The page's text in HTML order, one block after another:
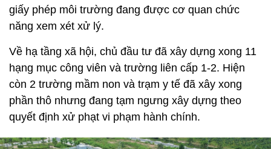
giấy phép môi trường đang được cơ quan chức
năng xem xét xử lý.
Về hạ tầng xã hội, chủ đầu tư đã xây dựng xong 11
hạng mục công viên và trường liên cấp 1-2. Hiện
còn 2 trường mầm non và trạm y tế đã xây xong
phần thô nhưng đang tạm ngưng xây dựng theo
quyết định xử phạt vi phạm hành chính.